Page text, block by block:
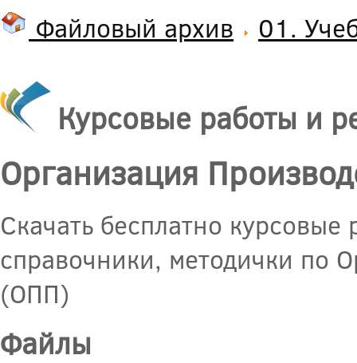
Файловый архив 01.
Курсовые работы и
Организация
Скачать бесплатно
справочники, методички по
(ОПП)
Файлы